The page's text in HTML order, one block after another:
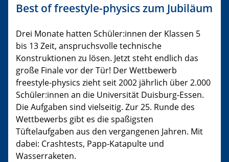
Best of freestyle-physics zum Jubiläum
Drei Monate hatten Schüler:innen der Klassen 5
bis 13 Zeit, anspruchsvolle technische
Konstruktionen zu lösen. Jetzt steht endlich das
große Finale vor der Tür! Der Wettbewerb
freestyle-physics zieht seit 2002 jährlich über 2.000
Schüler:innen an die Universität Duisburg-Essen.
Die Aufgaben sind vielseitig. Zur 25. Runde des
Wettbewerbs gibt es die spaßigsten
Tüftelaufgaben aus den vergangenen Jahren. Mit
dabei: Crashtests, Papp-Katapulte und
Wasserraketen.